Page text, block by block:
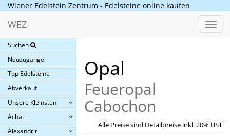
Wiener Edelstein Zentrum - Edelsteine online kaufen
WEZ
Suchen
Neuzugänge
Top Edelsteine
Abverkauf
Unsere Kleinsten
Achat
Alexandrit
Opal
Feueropal
Cabochon
Alle Preise sind Detailpreise inkl. 20% UST